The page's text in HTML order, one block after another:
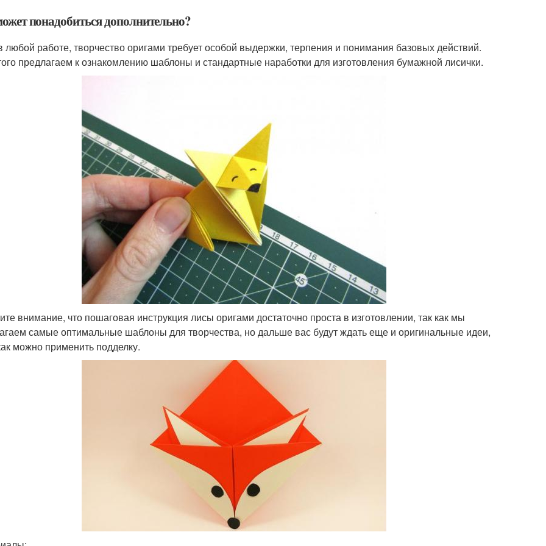
понадобиться дополнительно?
любой работе, творчество оригами требует особой выдержки, терпения и понимания базовых действий.
предлагаем к ознакомлению шаблоны и стандартные наработки для изготовления бумажной лисички.
внимание, что пошаговая инструкция лисы оригами достаточно проста в изготовлении, так как мы
самые оптимальные шаблоны для творчества, но дальше вас будут ждать еще и оригинальные идеи,
можно применить подделку.